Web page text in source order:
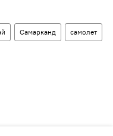
Самарканд самолет